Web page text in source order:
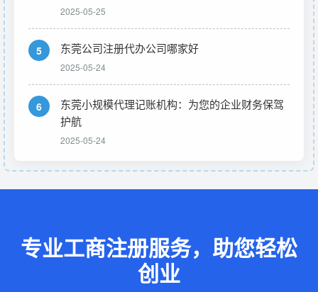
2025-05-25
5 东莞公司注册代办公司哪家好
2025-05-24
6
东莞小规模代理记账机构：为您的企业财务保驾
护航
2025-05-24
专业工商注册服务，助您轻松
创业